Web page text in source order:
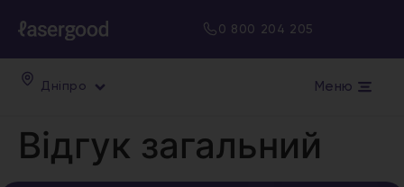
0 800 204 205
Дніпро Меню
Відгук загальний